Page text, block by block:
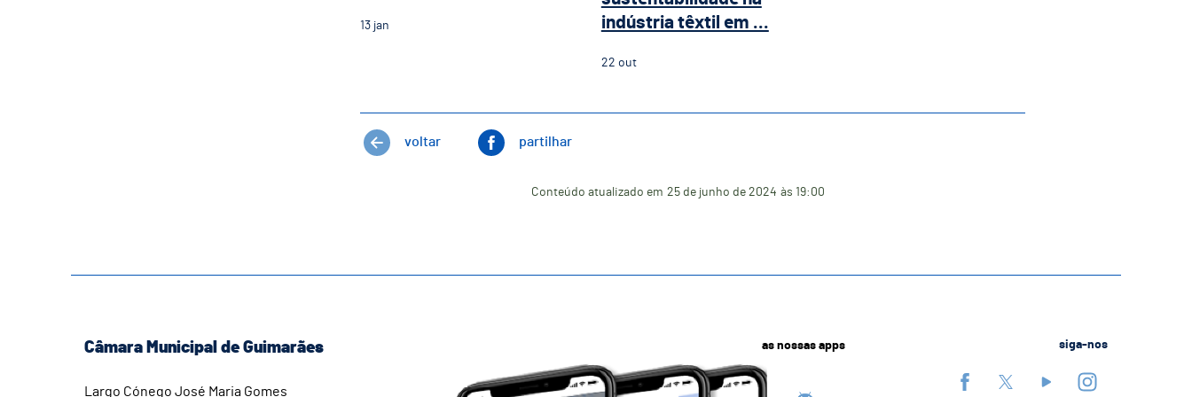
13 jan
indústria têxtil em ...
22 out
voltar partilhar
Conteúdo atualizado em 25 de junho de 2024 às 19:00
Câmara Municipal de Guimarães
Largo Cónego José Maria Gomes
as nossas apps siga-nos